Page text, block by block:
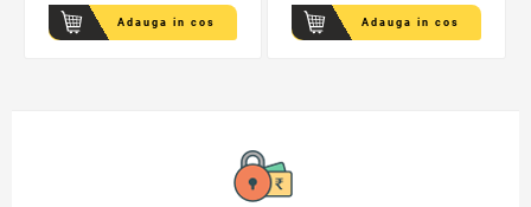
Adauga in cos Adauga in cos